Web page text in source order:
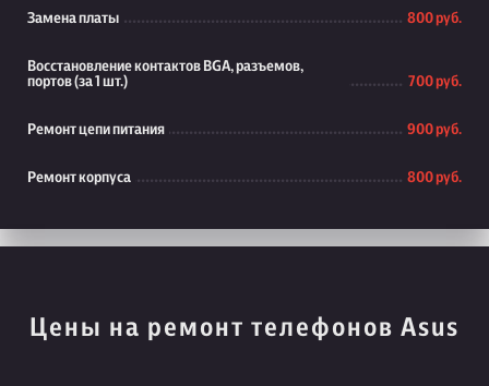
Замена платы 800 руб.
Восстановление контактов BGA, разъемов,
портов (за 1 шт.)
700 руб.
Ремонт цепи питания 900 руб.
Ремонт корпуса 800 руб.
Цены на ремонт телефонов Asus